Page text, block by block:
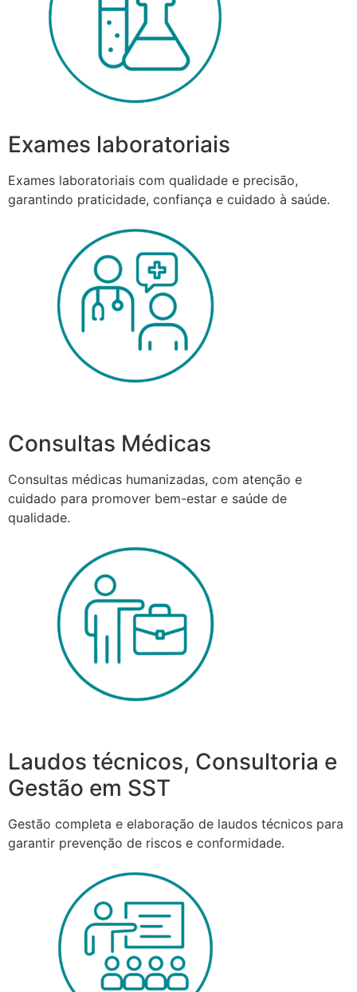
Exames laboratoriais
Exames laboratoriais com qualidade e precisão,
garantindo praticidade, confiança e cuidado à saúde.
Consultas Médicas
Consultas médicas humanizadas, com atenção e
cuidado para promover bem-estar e saúde de
qualidade.
Laudos técnicos, Consultoria e
Gestão em SST
Gestão completa e elaboração de laudos técnicos para
garantir prevenção de riscos e conformidade.